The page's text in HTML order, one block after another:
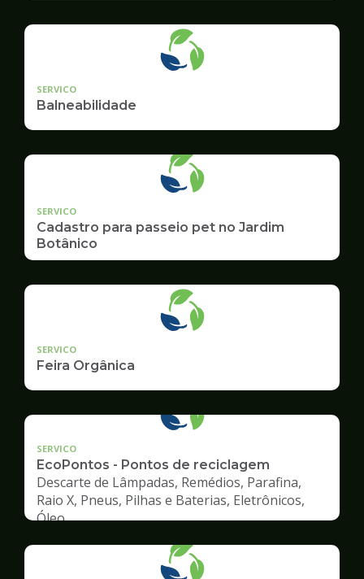
SERVICO
Balneabilidade
SERVICO
Cadastro para passeio pet no Jardim
Botânico
SERVICO
Feira Orgânica
SERVICO
EcoPontos - Pontos de reciclagem
Descarte de Lâmpadas, Remédios, Parafina,
Raio X, Pneus, Pilhas e Baterias, Eletrônicos,
Óleo